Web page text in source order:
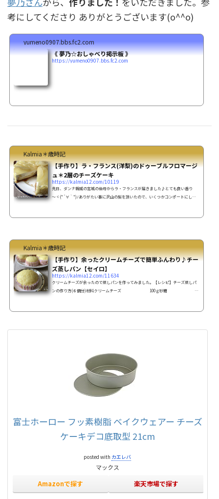
考にしてくださり ありがとうございます(o^^o)
yumeno0907.bbs.fc2.com
《 夢乃☆おしゃべり掲示板 》
https://yumeno0907.bbs.fc2.com
Kalmia＊歳時記
【手作り】ラ・フランス(洋梨)のドゥーブルフロマージ
ュ＊2層のチーズケーキ
https://kalmia12.com/10119
先日、ダンナ親戚の宮城の伯母からラ・フランスが届きました♪とても良い香り
～ヾ(*´∀｀*)ﾉありがたい事に沢山の梨を頂いたので、いくつかコンポートにし
作ってみる事にしました(o^^o)【レシピ】洋梨ドゥーブルフロマー...
Kalmia＊歳時記
【手作り】余ったクリームチーズで簡単ふんわり♪チー
ズ蒸しパン【セイロ】
https://kalmia12.com/11634
クリームチーズが余ったので蒸しパンを作ってみました。【レシピ】チーズ蒸しパ
ンの作り方(６個分)材料クリームチーズ 100ｇ砂糖
富士ホーロー フッ素樹脂 ベイクウェアー チーズ
ケーキデコ底取型 21cm
posted with カエレバ
マックス
Amazonで探す 楽天市場で探す